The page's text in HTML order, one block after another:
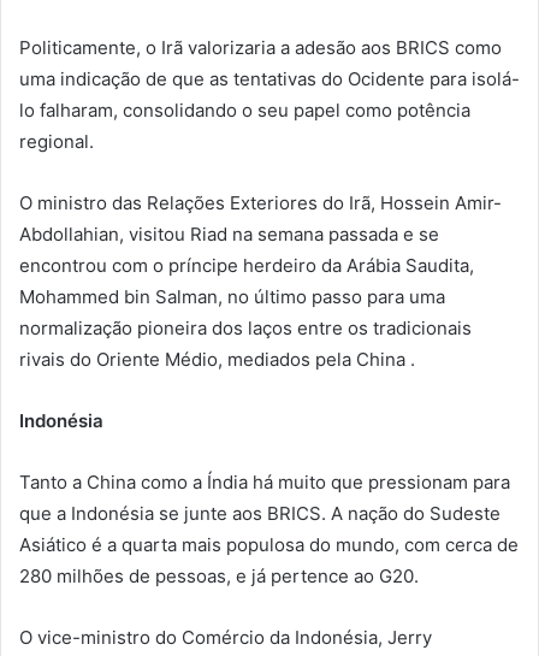
Politicamente, o Irã valorizaria a adesão aos BRICS como
uma indicação de que as tentativas do Ocidente para isolá-
lo falharam, consolidando o seu papel como potência
regional.
O ministro das Relações Exteriores do Irã, Hossein Amir-
Abdollahian, visitou Riad na semana passada e se
encontrou com o príncipe herdeiro da Arábia Saudita,
Mohammed bin Salman, no último passo para uma
normalização pioneira dos laços entre os tradicionais
rivais do Oriente Médio, mediados pela China .
Indonésia
Tanto a China como a Índia há muito que pressionam para
que a Indonésia se junte aos BRICS. A nação do Sudeste
Asiático é a quarta mais populosa do mundo, com cerca de
280 milhões de pessoas, e já pertence ao G20.
O vice-ministro do Comércio da Indonésia, Jerry